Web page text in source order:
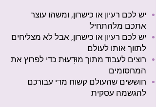
יש לכם רעיון או כישרון, ומשהו עוצר
אתכם מלהתחיל
יש לכם רעיון או כישרון, אבל לא מצליחים
לתווך אותו לעולם
רוצים לעבוד מתוך מוּדָעוּת כדי לפרוץ את
המחסומים
חוששים שהעולם קשוח מדי עבורכם
להגשמה עסקית